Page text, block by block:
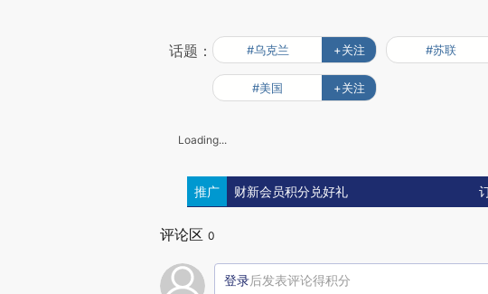
话题： #乌克兰 +关注 #苏联
#美国 +关注
Loading...
推广 财新会员积分兑好礼
评论区 0
登录后发表评论得积分